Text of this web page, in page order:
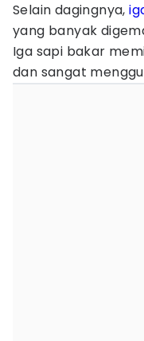
Selain dagingnya,
yang banyak
Iga sapi bakar
dan sangat